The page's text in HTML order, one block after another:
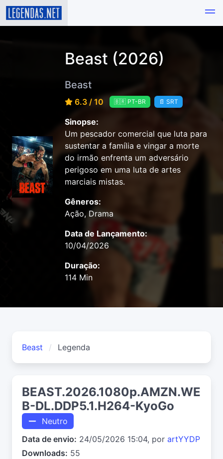
Beast (2026)
Beast
6.3 / 10 🇧🇷 PT-BR 📄 SRT
Sinopse:
Um pescador comercial que luta para
sustentar a família e vingar a morte
do irmão enfrenta um adversário
perigoso em uma luta de artes
marciais mistas.
Gêneros:
Ação, Drama
Data de Lançamento:
10/04/2026
Duração:
114 Min
Beast Legenda
BEAST.2026.1080p.AMZN.WE
B-DL.DDP5.1.H264-KyoGo
Neutro
Data de envio: 24/05/2026 15:04, por artYYDP
Downloads: 55